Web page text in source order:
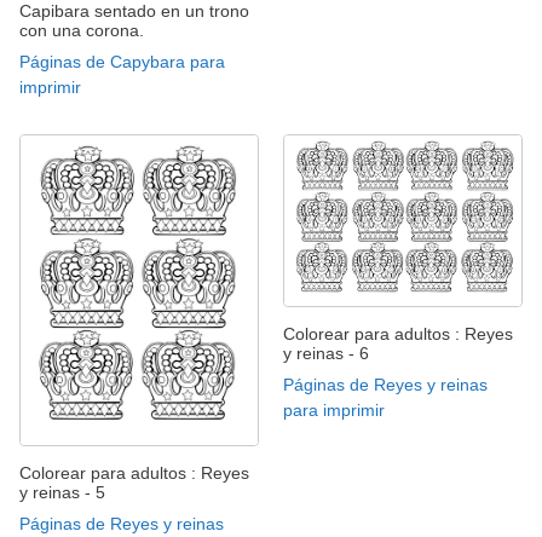
Capibara sentado en un trono
con una corona.
Páginas de Capybara para
imprimir
Colorear para adultos : Reyes
y reinas - 5
Páginas de Reyes y reinas
Colorear para adultos : Reyes
y reinas - 6
Páginas de Reyes y reinas
para imprimir